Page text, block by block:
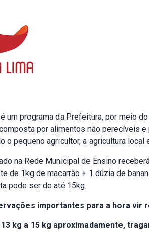
é um programa da Prefeitura, por meio
por alimentos não perecíveis
o pequeno agricultor, a agricultura
na Rede Municipal de Ensino
de 1kg de macarrão + 1 dúzia de
pode ser de até 15kg.
importantes para a hora vir
kg a 15 kg aproximadamente,